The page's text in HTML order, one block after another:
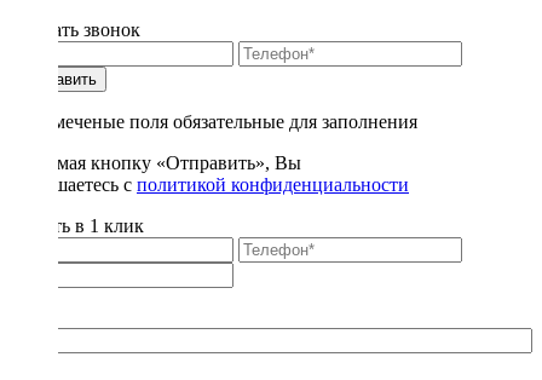
Заказать звонок
Отправить
* - отмеченые поля обязательные для заполнения
Нажимая кнопку «Отправить», Вы
соглашаетесь с политикой конфиденциальности
Купить в 1 клик